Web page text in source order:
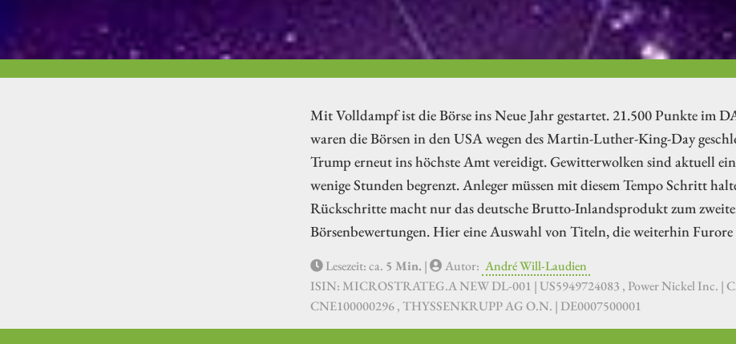
Mit Volldampf ist die Börse ins Neue Jahr gestartet. 21.500 Punkte im
waren die Börsen in den USA wegen des Martin-Luther-King-Day
Trump erneut ins höchste Amt vereidigt. Gewitterwolken sind aktuell
wenige Stunden begrenzt. Anleger müssen mit diesem Tempo Schritt
Rückschritte macht nur das deutsche Brutto-Inlandsprodukt zum
Börsenbewertungen. Hier eine Auswahl von Titeln, die weiterhin Furore
Lesezeit: ca. 5 Min. | Autor: André Will-Laudien
ISIN: MICROSTRATEG.A NEW DL-001 | US5949724083 , Power Nickel Inc. |
CNE100000296 , THYSSENKRUPP AG O.N. | DE0007500001